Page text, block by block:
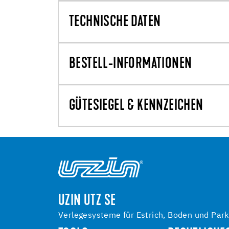
TECHNISCHE DATEN
BESTELL-INFORMATIONEN
GÜTESIEGEL & KENNZEICHEN
UZIN UTZ SE
Verlegesysteme für Estrich, Boden und